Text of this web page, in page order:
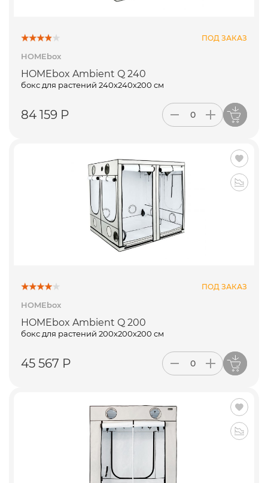
ПОД ЗАКАЗ
HOMEbox
HOMEbox Ambient Q 240
бокс для растений 240х240х200 см
84 159 Р
ПОД ЗАКАЗ
HOMEbox
HOMEbox Ambient Q 200
бокс для растений 200х200х200 см
45 567 Р